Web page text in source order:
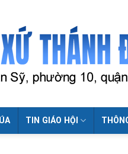
TIN GIÁO HỘI